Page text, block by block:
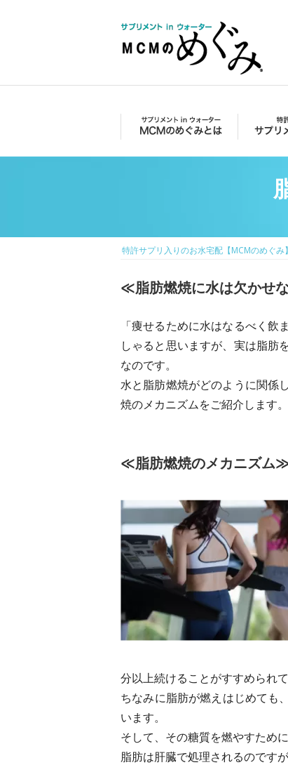
特許サプリ入り
のお水宅配
【MCMのめぐ
Primary
Menu
特許サプリ入りのお水宅配【MCMのめぐみ】
≪脂肪燃焼に水は欠かせ
「痩せるために水はなるべく飲
しゃると思いますが、実は脂肪
なのです。
水と脂肪燃焼がどのように関係
焼のメカニズムをご紹介します。
≪脂肪燃焼のメカニズム
分以上続けることがすすめられて
ちなみに脂肪が燃えはじめても
います。
そして、その糖質を燃やすため
脂肪は肝臓で処理されるのです